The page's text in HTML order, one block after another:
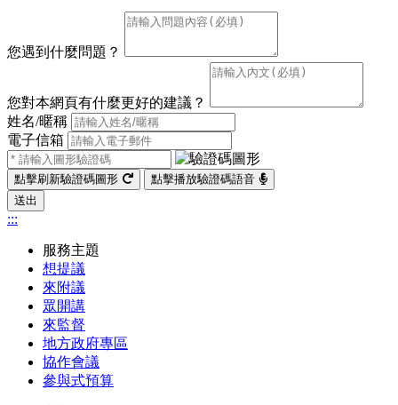
您遇到什麼問題？
您對本網頁有什麼更好的建議？
姓名/暱稱
電子信箱
點擊刷新驗證碼圖形
點擊播放驗證碼語音
送出
:::
服務主題
想提議
來附議
眾開講
來監督
地方政府專區
協作會議
參與式預算